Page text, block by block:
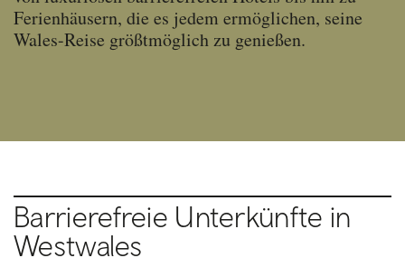
Ferienhäusern, die es jedem ermöglichen, seine
Wales-Reise größtmöglich zu genießen.
Barrierefreie Unterkünfte in
Westwales